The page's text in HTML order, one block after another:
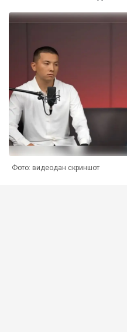
Фото: видеодан скриншот